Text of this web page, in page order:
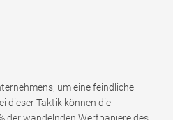
um eine feindliche
dieser Taktik können die